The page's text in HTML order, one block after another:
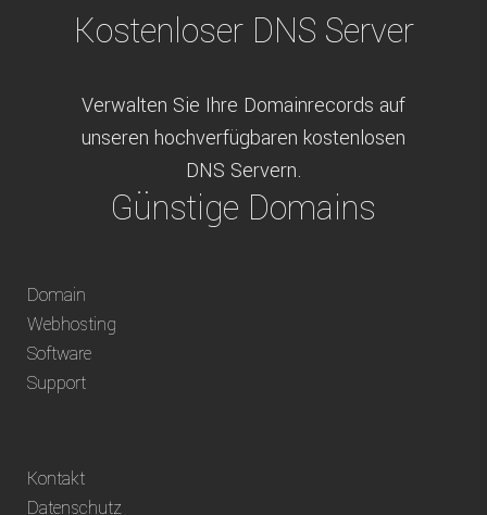
Kostenloser DNS Server
Verwalten Sie Ihre Domainrecords auf
unseren hochverfügbaren kostenlosen
DNS Servern.
Günstige Domains
weltweit verfügbare Domains inklusive
Vorkasse oder über ein andere verfügbare
Domain
Webhosting
Software
Support
Kontakt
Datenschutz